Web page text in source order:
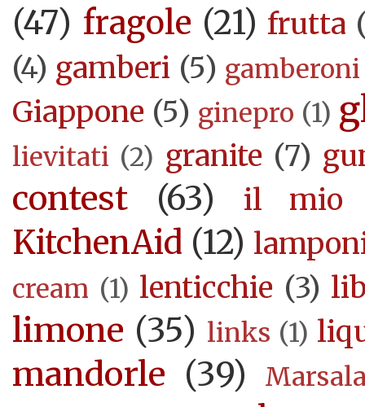
(47) fragole (21) frutta
(4) gamberi (5) gamberoni
Giappone (5) ginepro (1)
lievitati (2) granite (7)
contest (63) il mio
KitchenAid (12)
cream (1) lenticchie (3)
limone (35) links (1)
mandorle (39)